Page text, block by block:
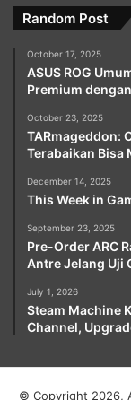
Random Post
October 17, 2025
ASUS ROG
Premium
October 23, 2025
TARmageddon:
Terabaikan Bisa
December 14, 2025
This Week in
September 23, 2025
Pre-Order ARC
Antre Jelang Uji
July 1, 2026
Steam Machine
Channel,
© Copyright 2026,